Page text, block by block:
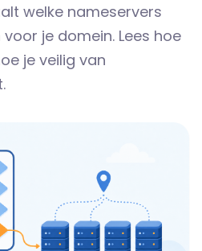
welke nameservers
je domein. Lees hoe
je veilig van